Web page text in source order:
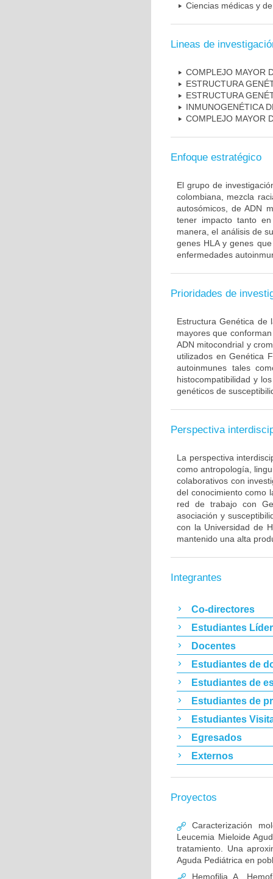
Ciencias médicas y
Lineas de
COMPLEJO MAYOR
ESTRUCTURA
ESTRUCTURA
INMUNOGENÉTICA
COMPLEJO MAYOR
Enfoque estratégico
El grupo de
colombiana, mezcla
autosómicos, de ADN
tener impacto tanto
manera, el análisis de
genes HLA y genes
enfermedades
Prioridades de
Estructura Genética de
mayores que
ADN mitocondrial y
utilizados en Genética
autoinmunes tales
histocompatibilidad y
genéticos de
Perspectiva
La perspectiva
como antropología,
colaborativos con
del conocimiento como
red de trabajo con
asociación y
con la Universidad de
mantenido una alta
Integrantes
Co-directores
Estudiantes
Docentes
Estudiantes de
Estudiantes de
Estudiantes de
Estudiantes
Egresados
Externos
Proyectos
Caracterización
Leucemia Mieloide
tratamiento. Una
Aguda Pediátrica en
Hemofilia A,